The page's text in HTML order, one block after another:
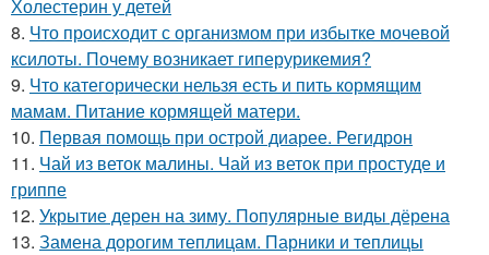
Холестерин у детей
8. Что происходит с организмом при избытке мочевой
ксилоты. Почему возникает гиперурикемия?
9. Что категорически нельзя есть и пить кормящим
мамам. Питание кормящей матери.
10. Первая помощь при острой диарее. Регидрон
11. Чай из веток малины. Чай из веток при простуде и
гриппе
12. Укрытие дерен на зиму. Популярные виды дёрена
13. Замена дорогим теплицам. Парники и теплицы